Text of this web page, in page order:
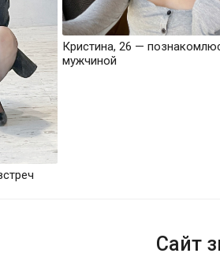
Кристина, 26 —
мужчиной
Сайт